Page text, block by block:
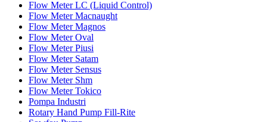
Flow Meter LC (Liquid Control)
Flow Meter Macnaught
Flow Meter Magnos
Flow Meter Oval
Flow Meter Piusi
Flow Meter Satam
Flow Meter Sensus
Flow Meter Shm
Flow Meter Tokico
Pompa Industri
Rotary Hand Pump Fill-Rite